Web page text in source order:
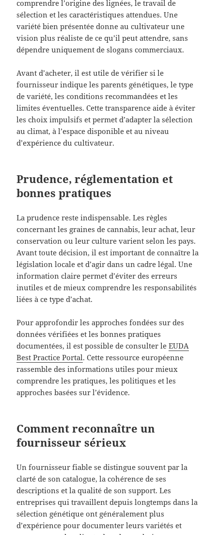
comprendre l’origine des lignées, le travail de
sélection et les caractéristiques attendues. Une
variété bien présentée donne au cultivateur une
vision plus réaliste de ce qu’il peut attendre, sans
dépendre uniquement de slogans commerciaux.
Avant d’acheter, il est utile de vérifier si le
fournisseur indique les parents génétiques, le type
de variété, les conditions recommandées et les
limites éventuelles. Cette transparence aide à éviter
les choix impulsifs et permet d’adapter la sélection
au climat, à l’espace disponible et au niveau
d’expérience du cultivateur.
Prudence, réglementation et
bonnes pratiques
La prudence reste indispensable. Les règles
concernant les graines de cannabis, leur achat, leur
conservation ou leur culture varient selon les pays.
Avant toute décision, il est important de connaître la
législation locale et d’agir dans un cadre légal. Une
information claire permet d’éviter des erreurs
inutiles et de mieux comprendre les responsabilités
liées à ce type d’achat.
Pour approfondir les approches fondées sur des
données vérifiées et les bonnes pratiques
documentées, il est possible de consulter leEUDA
Best Practice Portal. Cette ressource européenne
rassemble des informations utiles pour mieux
comprendre les pratiques, les politiques et les
approches basées sur l’évidence.
Comment reconnaître un
fournisseur sérieux
Un fournisseur fiable se distingue souvent par la
clarté de son catalogue, la cohérence de ses
descriptions et la qualité de son support. Les
entreprises qui travaillent depuis longtemps dans la
sélection génétique ont généralement plus
d’expérience pour documenter leurs variétés et